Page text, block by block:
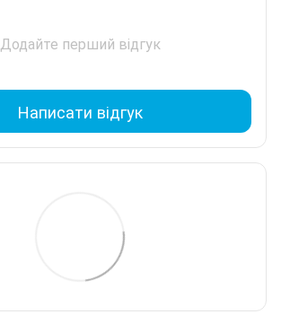
Додайте перший відгук
Написати відгук